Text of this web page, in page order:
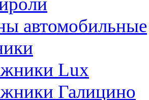
автомобильные
Lux
Галицино